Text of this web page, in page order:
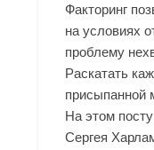
Факторинг
на условиях
проблему
Раскатать
присыпанной
На этом
Сергея